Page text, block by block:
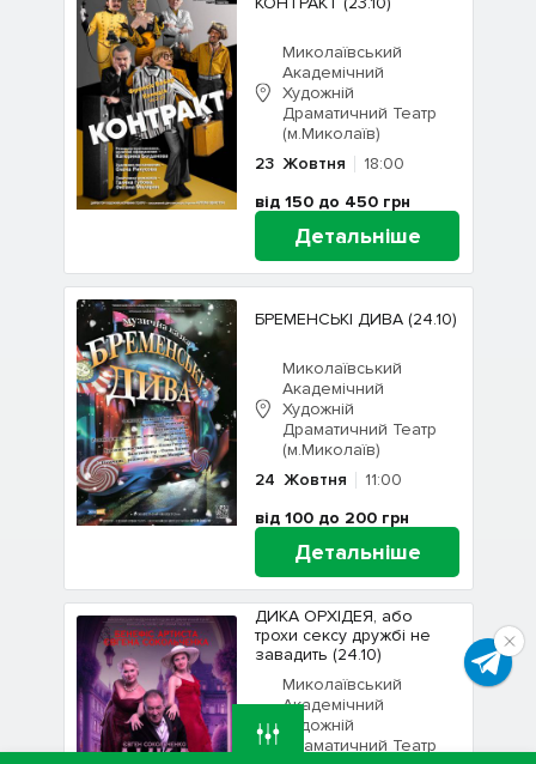
Миколаївський
Академічний
Художній
Драматичний Театр
(м.Миколаїв)
23 Жовтня
18:00
від 150 до 450 грн
Детальніше
БРЕМЕНСЬКІ ДИВА (24.10)
Миколаївський
Академічний
Художній
Драматичний Театр
(м.Миколаїв)
24 Жовтня
11:00
від 100 до 200 грн
Детальніше
ДИКА ОРХІДЕЯ, або
трохи сексу дружбі не
завадить (24.10)
Миколаївський
Академічний
Художній
Драматичний Театр